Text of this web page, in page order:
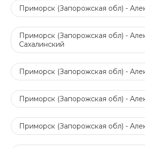
Приморск (Запорожская обл) -
Приморск (Запорожская обл) -
Сахалинский
Приморск (Запорожская обл) -
Приморск (Запорожская обл) -
Приморск (Запорожская обл) -